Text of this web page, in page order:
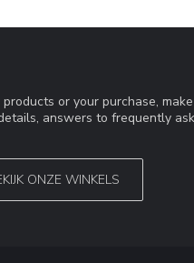
or your purchase,
answers to frequently
ONZE WINKELS